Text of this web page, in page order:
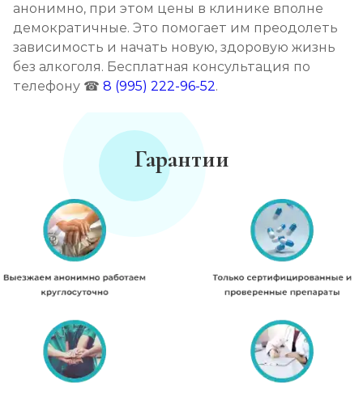
анонимно, при этом цены в клинике вполне
демократичные. Это помогает им преодолеть
зависимость и начать новую, здоровую жизнь
без алкоголя. Бесплатная консультация по
телефону ☎ 8 (995) 222-96-52.
Гарантии